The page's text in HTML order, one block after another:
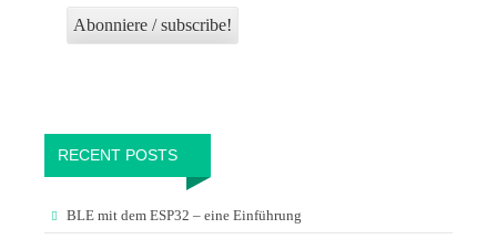
RECENT POSTS
BLE mit dem ESP32 – eine Einführung